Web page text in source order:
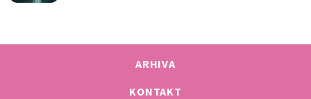
ARHIVA
KONTAKT